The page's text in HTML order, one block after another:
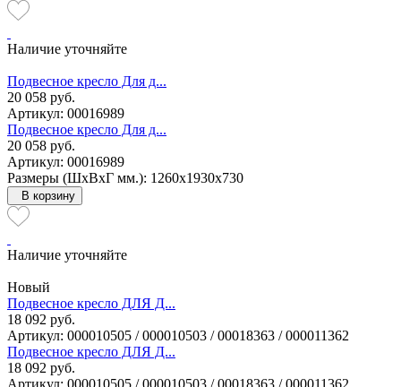
Наличие уточняйте
Подвесное кресло Для д...
20 058 руб.
Артикул: 00016989
Подвесное кресло Для д...
20 058 руб.
Артикул: 00016989
Размеры (ШxВxГ мм.): 1260x1930x730
В корзину
Наличие уточняйте
Новый
Подвесное кресло ДЛЯ Д...
18 092 руб.
Артикул: 000010505 / 000010503 / 00018363 / 000011362
Подвесное кресло ДЛЯ Д...
18 092 руб.
Артикул: 000010505 / 000010503 / 00018363 / 000011362